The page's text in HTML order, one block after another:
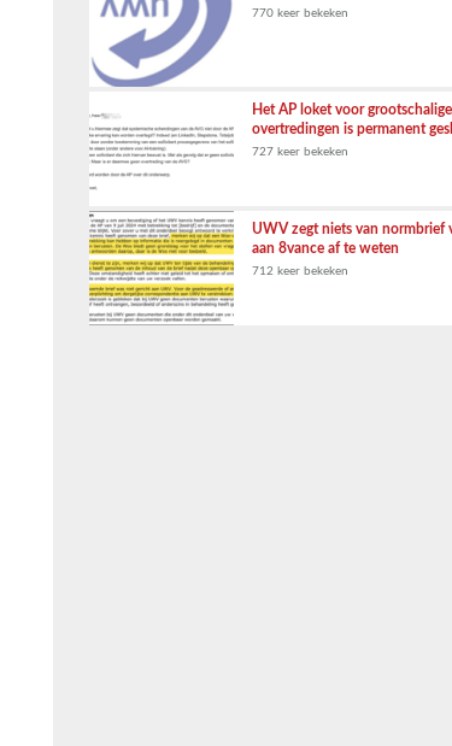
770 keer bekeken
Het AP loket voor
overtredingen is permanent
727 keer bekeken
UWV zegt niets van normbrief
aan 8vance af te weten
712 keer bekeken